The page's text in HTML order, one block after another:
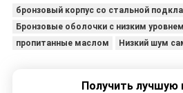
бронзовый корпус со стальной
Бронзовые оболочки с низким
пропитанные маслом
Низкий шум
Получить лучшую